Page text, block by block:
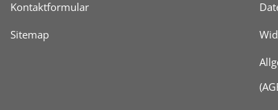
Kontaktformular
Sitemap